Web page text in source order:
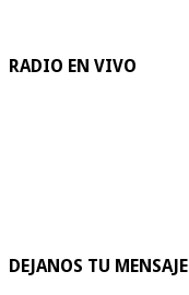
RADIO EN VIVO
DEJANOS TU MENSAJE